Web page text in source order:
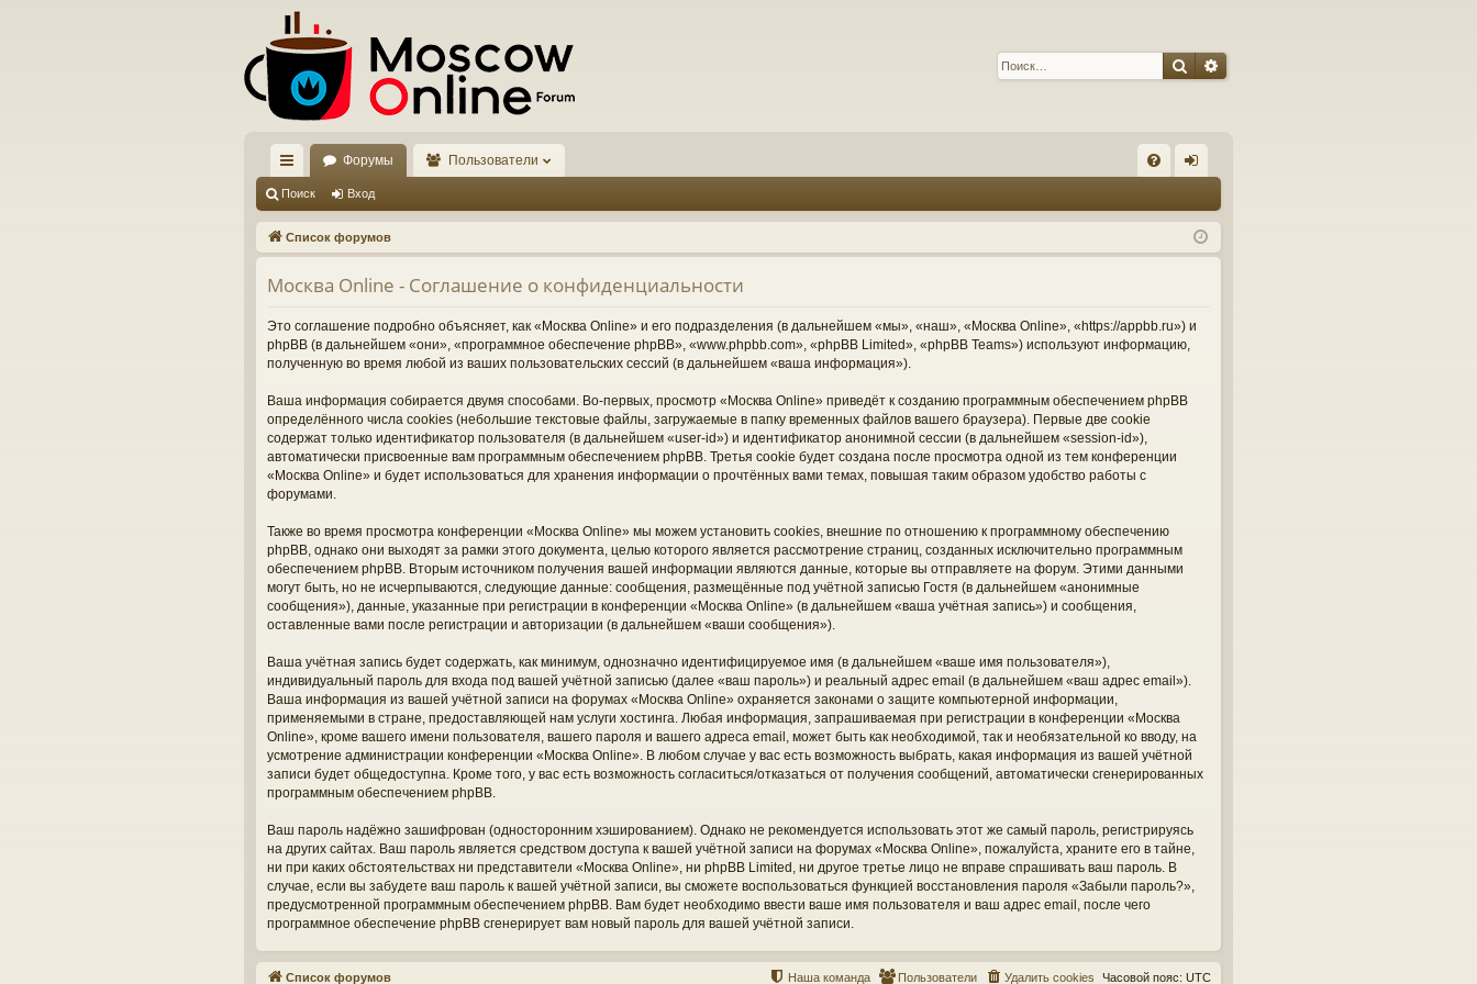
ПоискРасширенный поиск
с
ы
лк
и
Форумы Пользователи
Q д
Поиск Вход
Список форумов
Москва Online - Соглашение о конфиденциальности
Это соглашение подробно объясняет, как «Москва Online» и его подразделения (в дальнейшем «мы», «наш», «Москва Online», «https://appbb.ru») и
phpBB (в дальнейшем «они», «программное обеспечение phpBB», «www.phpbb.com», «phpBB Limited», «phpBB Teams») используют информацию,
полученную во время любой из ваших пользовательских сессий (в дальнейшем «ваша информация»).
Ваша информация собирается двумя способами. Во-первых, просмотр «Москва Online» приведёт к созданию программным обеспечением phpBB
определённого числа cookies (небольшие текстовые файлы, загружаемые в папку временных файлов вашего браузера). Первые две cookie
содержат только идентификатор пользователя (в дальнейшем «user-id») и идентификатор анонимной сессии (в дальнейшем «session-id»),
автоматически присвоенные вам программным обеспечением phpBB. Третья cookie будет создана после просмотра одной из тем конференции
«Москва Online» и будет использоваться для хранения информации о прочтённых вами темах, повышая таким образом удобство работы с
форумами.
Также во время просмотра конференции «Москва Online» мы можем установить cookies, внешние по отношению к программному обеспечению
phpBB, однако они выходят за рамки этого документа, целью которого является рассмотрение страниц, созданных исключительно программным
обеспечением phpBB. Вторым источником получения вашей информации являются данные, которые вы отправляете на форум. Этими данными
могут быть, но не исчерпываются, следующие данные: сообщения, размещённые под учётной записью Гостя (в дальнейшем «анонимные
сообщения»), данные, указанные при регистрации в конференции «Москва Online» (в дальнейшем «ваша учётная запись») и сообщения,
оставленные вами после регистрации и авторизации (в дальнейшем «ваши сообщения»).
Ваша учётная запись будет содержать, как минимум, однозначно идентифицируемое имя (в дальнейшем «ваше имя пользователя»),
индивидуальный пароль для входа под вашей учётной записью (далее «ваш пароль») и реальный адрес email (в дальнейшем «ваш адрес email»).
Ваша информация из вашей учётной записи на форумах «Москва Online» охраняется законами о защите компьютерной информации,
применяемыми в стране, предоставляющей нам услуги хостинга. Любая информация, запрашиваемая при регистрации в конференции «Москва
Online», кроме вашего имени пользователя, вашего пароля и вашего адреса email, может быть как необходимой, так и необязательной ко вводу, на
усмотрение администрации конференции «Москва Online». В любом случае у вас есть возможность выбрать, какая информация из вашей учётной
записи будет общедоступна. Кроме того, у вас есть возможность согласиться/отказаться от получения сообщений, автоматически сгенерированных
программным обеспечением phpBB.
Ваш пароль надёжно зашифрован (односторонним хэшированием). Однако не рекомендуется использовать этот же самый пароль, регистрируясь
на других сайтах. Ваш пароль является средством доступа к вашей учётной записи на форумах «Москва Online», пожалуйста, храните его в тайне,
ни при каких обстоятельствах ни представители «Москва Online», ни phpBB Limited, ни другое третье лицо не вправе спрашивать ваш пароль. В
случае, если вы забудете ваш пароль к вашей учётной записи, вы сможете воспользоваться функцией восстановления пароля «Забыли пароль?»,
предусмотренной программным обеспечением phpBB. Вам будет необходимо ввести ваше имя пользователя и ваш адрес email, после чего
программное обеспечение phpBB сгенерирует вам новый пароль для вашей учётной записи.
Список форумов Часовой пояс: UTC
Удалить cookies
Пользователи
Наша команда